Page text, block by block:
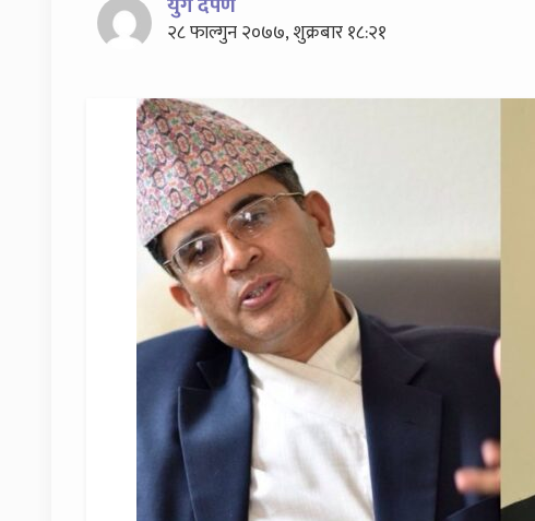
२८ फाल्गुन २०७७, शुक्रबार १८:२१